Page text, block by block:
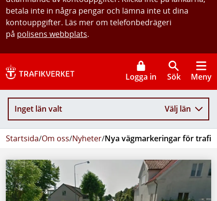
betala inte in några pengar och lämna inte ut dina
kontouppgifter. Läs mer om telefonbedrägeri
på polisens webbplats.
Logga in Sök Meny
Inget län valt Välj län
Startsida/Om oss/Nyheter/Nya vägmarkeringar för